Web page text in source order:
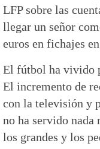
LFP sobre las
llegar un señor
euros en fichajes
El fútbol ha vivido
El incremento de
con la televisión y
no ha servido nada
los grandes y los